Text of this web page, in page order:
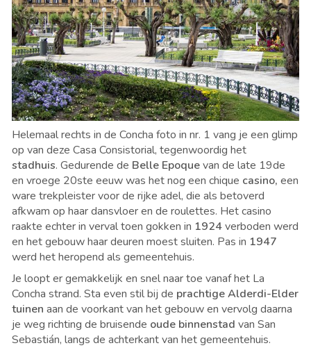
Helemaal rechts in de Concha foto in nr. 1 vang je een glimp
op van deze Casa Consistorial, tegenwoordig het
stadhuis. Gedurende de Belle Epoquevan de late 19de
en vroege 20ste eeuwwas het nog een chique casino, een
ware trekpleister voor de rijke adel, die als betoverd
afkwam op haar dansvloer en de roulettes. Het casino
raakte echter in verval toen gokken in 1924verboden werd
en het gebouw haar deuren moest sluiten. Pas in 1947
werd het heropend als gemeentehuis.
Je loopt er gemakkelijk en snel naar toe vanaf het La
Concha strand. Sta even stil bij de prachtige Alderdi-Elder
tuinen aan de voorkant van het gebouw en vervolg daarna
je weg richting de bruisende oude binnenstad van San
Sebastián, langs de achterkant van het gemeentehuis.